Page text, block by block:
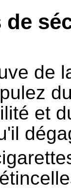
de
de
et